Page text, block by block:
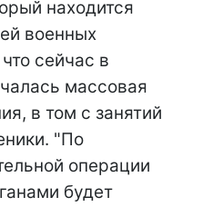
находится
военных
сейчас в
массовая
в том с занятий
"По
операции
будет